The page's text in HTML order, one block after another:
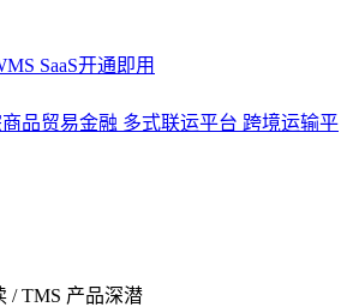
SaaS开通即用
品贸易金融 多式联运平台 跨境运输平
/ TMS 产品深潜